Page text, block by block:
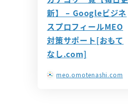
新】 – Googleビジネ
スプロフィールMEO
対策サポート[おもて
なし.com]
meo.omotenashi.com